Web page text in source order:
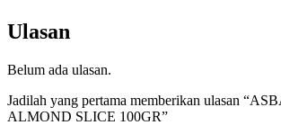
Ulasan
Belum ada ulasan.
Jadilah yang pertama memberikan ulasan
ALMOND SLICE 100GR”